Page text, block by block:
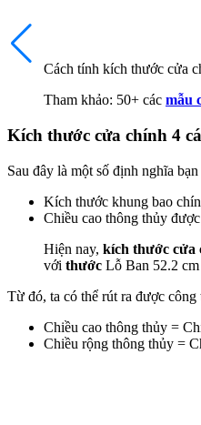
Cách tính kích thước cửa
Tham khảo: 50+ các mẫu
Kích thước cửa chính 4
Sau đây là một số định nghĩa
Kích thước khung bao
Chiều cao thông thủy
Hiện nay, kích thước cửa
với thước Lỗ Ban 52.2
Từ đó, ta có thể rút ra được
Chiều cao thông thủy =
Chiều rộng thông thủy =